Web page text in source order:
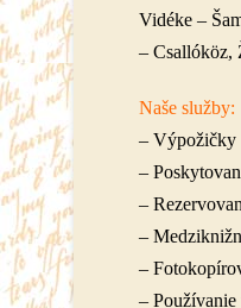
Vidéke –
– Csallóköz,
Naše služby:
– Výpožičky
–
–
–
–
–